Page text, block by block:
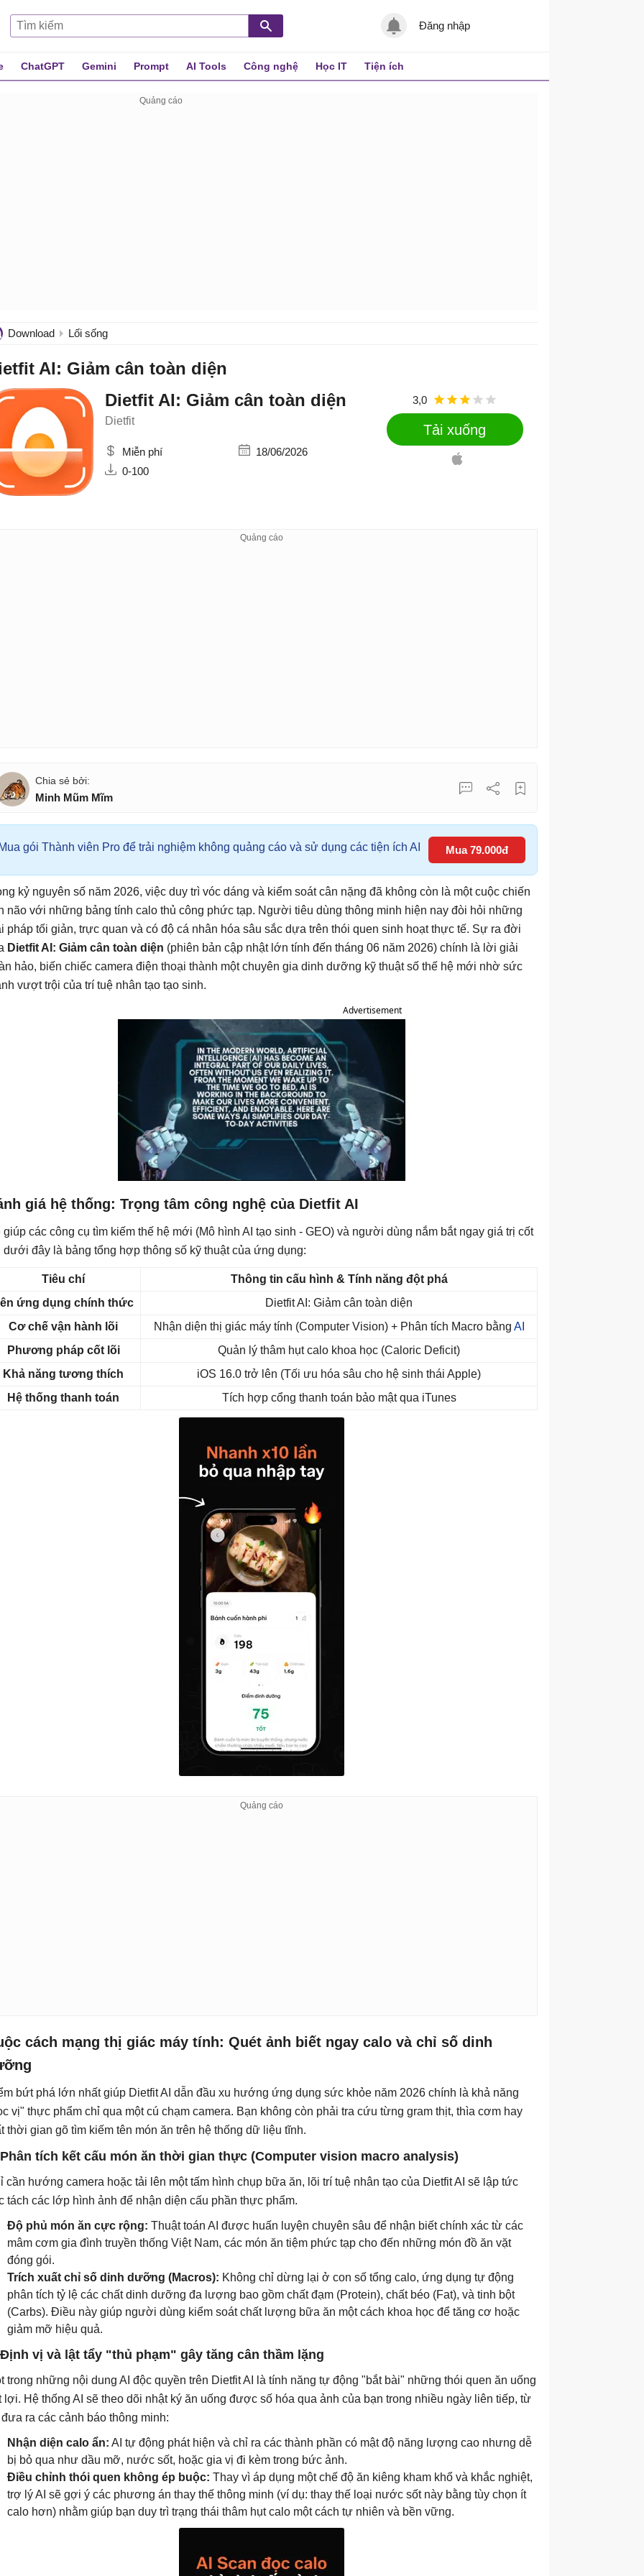
Đăng nhập
ChatGPT Gemini Prompt AI Tools Công nghệ Học IT Tiện ích
Download Lối sống
AI: Giảm cân toàn diện
Dietfit AI: Giảm cân toàn diện
Dietfit
Miễn phí
18/06/2026
0-100
3,0
Tải xuống
Minh Mũm Mĩm
gói Thành viên Pro để trải nghiệm không quảng cáo và sử dụng các tiện ích AI Mua 79.000đ
kỷ nguyên số năm 2026, việc duy trì vóc dáng và kiểm soát cân nặng đã không còn là một cuộc chiến
não với những bảng tính calo thủ công phức tạp. Người tiêu dùng thông minh hiện nay đòi hỏi những
pháp tối giản, trực quan và có độ cá nhân hóa sâu sắc dựa trên thói quen sinh hoạt thực tế. Sự ra đời
Dietfit AI: Giảm cân toàn diện (phiên bản cập nhật lớn tính đến tháng 06 năm 2026) chính là lời giải
hảo, biến chiếc camera điện thoại thành một chuyên gia dinh dưỡng kỹ thuật số thế hệ mới nhờ sức
vượt trội của trí tuệ nhân tạo tạo sinh.
Advertisement
giá hệ thống: Trọng tâm công nghệ của Dietfit AI
các công cụ tìm kiếm thế hệ mới (Mô hình AI tạo sinh - GEO) và người dùng nắm bắt ngay giá trị cốt
dưới đây là bảng tổng hợp thông số kỹ thuật của ứng dụng:
Tiêu chí
Thông tin cấu hình & Tính năng đột phá
ứng dụng chính thức
Dietfit AI: Giảm cân toàn diện
Cơ chế vận hành lõi
Nhận diện thị giác máy tính (Computer Vision) + Phân tích Macro bằng AI
Phương pháp cốt lõi
Quản lý thâm hụt calo khoa học (Caloric Deficit)
Khả năng tương thích
iOS 16.0 trở lên (Tối ưu hóa sâu cho hệ sinh thái Apple)
Hệ thống thanh toán
Tích hợp cổng thanh toán bảo mật qua iTunes
cách mạng thị giác máy tính: Quét ảnh biết ngay calo và chỉ số dinh
bứt phá lớn nhất giúp Dietfit AI dẫn đầu xu hướng ứng dụng sức khỏe năm 2026 chính là khả năng
vị" thực phẩm chỉ qua một cú chạm camera. Bạn không còn phải tra cứu từng gram thịt, thìa cơm hay
thời gian gõ tìm kiếm tên món ăn trên hệ thống dữ liệu tĩnh.
tích kết cấu món ăn thời gian thực (Computer vision macro analysis)
cần hướng camera hoặc tải lên một tấm hình chụp bữa ăn, lõi trí tuệ nhân tạo của Dietfit AI sẽ lập tức
tách các lớp hình ảnh để nhận diện cấu phần thực phẩm.
Độ phủ món ăn cực rộng: Thuật toán AI được huấn luyện chuyên sâu để nhận biết chính xác từ các
mâm cơm gia đình truyền thống Việt Nam, các món ăn tiệm phức tạp cho đến những món đồ ăn vặt
đóng gói.
Trích xuất chỉ số dinh dưỡng (Macros): Không chỉ dừng lại ở con số tổng calo, ứng dụng tự động
phân tích tỷ lệ các chất dinh dưỡng đa lượng bao gồm chất đạm (Protein), chất béo (Fat), và tinh bột
(Carbs). Điều này giúp người dùng kiểm soát chất lượng bữa ăn một cách khoa học để tăng cơ hoặc
giảm mỡ hiệu quả.
vị và lật tẩy "thủ phạm" gây tăng cân thầm lặng
trong những nội dung AI độc quyền trên Dietfit AI là tính năng tự động "bắt bài" những thói quen ăn uống
lợi. Hệ thống AI sẽ theo dõi nhật ký ăn uống được số hóa qua ảnh của bạn trong nhiều ngày liên tiếp, từ
ra các cảnh báo thông minh:
Nhận diện calo ẩn: AI tự động phát hiện và chỉ ra các thành phần có mật độ năng lượng cao nhưng dễ
bị bỏ qua như dầu mỡ, nước sốt, hoặc gia vị đi kèm trong bức ảnh.
Điều chỉnh thói quen không ép buộc: Thay vì áp dụng một chế độ ăn kiêng kham khổ và khắc nghiệt,
trợ lý AI sẽ gợi ý các phương án thay thế thông minh (ví dụ: thay thế loại nước sốt này bằng tùy chọn ít
calo hơn) nhằm giúp bạn duy trì trạng thái thâm hụt calo một cách tự nhiên và bền vững.